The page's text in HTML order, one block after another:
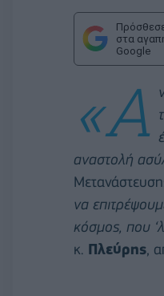
στα
Google
«Α
αναστολή
να
κόσμος, που
κ. Πλεύρης ,